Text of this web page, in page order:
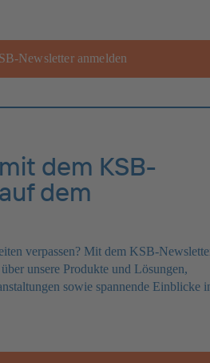
Newsletter anmelden
dem KSB-
dem
verpassen? Mit dem KSB-
unsere Produkte und Lösungen,
sowie spannende Einblicke